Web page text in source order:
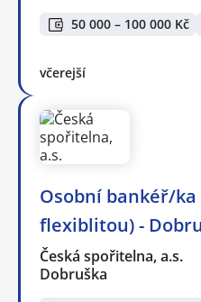
50 000 – 100 000 Kč
včerejší
Osobní bankéř/ka
flexiblitou) -
Česká spořitelna, a.s.
Dobruška